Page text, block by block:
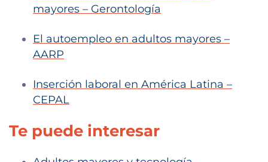
mayores – Gerontología
El autoempleo en adultos mayores –
AARP
Inserción laboral en América Latina –
CEPAL
Te puede interesar